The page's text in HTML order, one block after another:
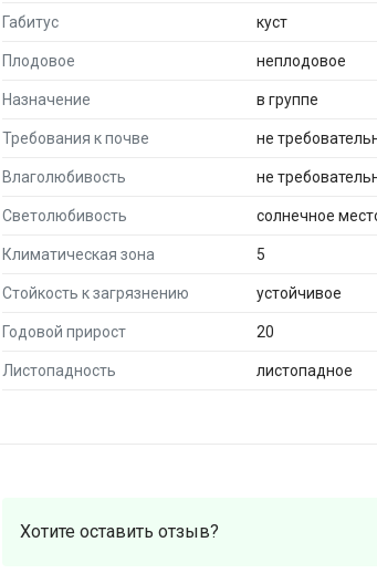
Габитус куст
Плодовое неплодовое
Назначение в группе
Требования к почве не
Влаголюбивость не
Светолюбивость солнечное
Климатическая зона 5
Стойкость к загрязнению устойчивое
Годовой прирост 20
Листопадность листопадное
Хотите оставить отзыв?